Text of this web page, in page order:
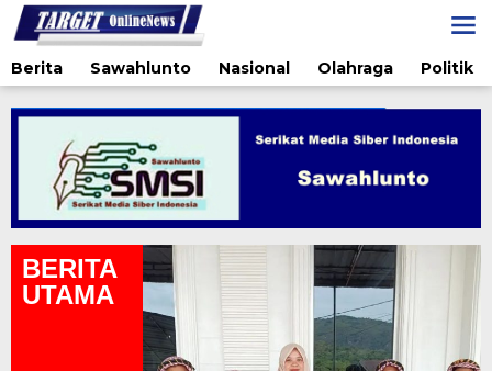
Lewati
ke
konten
Berita
Sawahlunto Nasional Olahraga Politik
BERITA
UTAMA